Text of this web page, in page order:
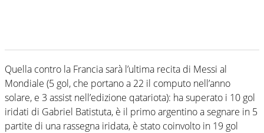
Quella contro la Francia sarà l’ultima recita di Messi al
Mondiale (5 gol, che portano a 22 il computo nell’anno
solare, e 3 assist nell’edizione qatariota): ha superato i 10 gol
iridati di Gabriel Batistuta, è il primo argentino a segnare in 5
partite di una rassegna iridata, è stato coinvolto in 19 gol